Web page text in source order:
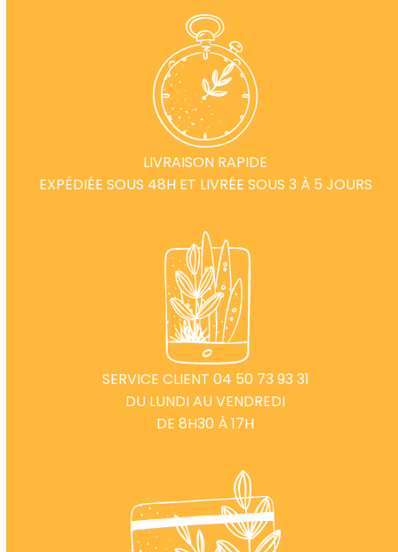
LIVRAISON RAPIDE
EXPÉDIÉE SOUS 48H ET LIVRÉE SOUS 3 À 5 JOURS
SERVICE CLIENT 04 50 73 93 31
DU LUNDI AU VENDREDI
DE 8H30 À 17H